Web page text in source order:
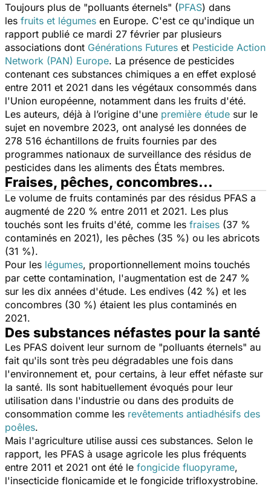
Toujours plus de "polluants éternels" (PFAS) dans
les fruits et légumes en Europe. C'est ce qu'indique un
rapport publié ce mardi 27 février par plusieurs
associations dont Générations Futures et Pesticide Action
Network (PAN) Europe. La présence de pesticides
contenant ces substances chimiques a en effet explosé
entre 2011 et 2021 dans les végétaux consommés dans
l'Union européenne, notamment dans les fruits d'été.
Les auteurs, déjà à l’origine d'une première étude sur le
sujet en novembre 2023, ont analysé les données de
278 516 échantillons de fruits fournies par des
programmes nationaux de surveillance des résidus de
pesticides dans les aliments des États membres.
Fraises, pêches, concombres...
Le volume de fruits contaminés par des résidus PFAS a
augmenté de 220 % entre 2011 et 2021. Les plus
touchés sont les fruits d'été, comme les fraises (37 %
contaminés en 2021), les pêches (35 %) ou les abricots
(31 %).
Pour les légumes, proportionnellement moins touchés
par cette contamination, l'augmentation est de 247 %
sur les dix années d'étude. Les endives (42 %) et les
concombres (30 %) étaient les plus contaminés en
2021.
Des substances néfastes pour la santé
Les PFAS doivent leur surnom de "polluants éternels" au
fait qu'ils sont très peu dégradables une fois dans
l'environnement et, pour certains, à leur effet néfaste sur
la santé. Ils sont habituellement évoqués pour leur
utilisation dans l'industrie ou dans des produits de
consommation comme les revêtements antiadhésifs des
poêles.
Mais l'agriculture utilise aussi ces substances. Selon le
rapport, les PFAS à usage agricole les plus fréquents
entre 2011 et 2021 ont été le fongicide fluopyrame,
l'insecticide flonicamide et le fongicide trifloxystrobine.